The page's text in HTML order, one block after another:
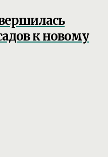
к новому